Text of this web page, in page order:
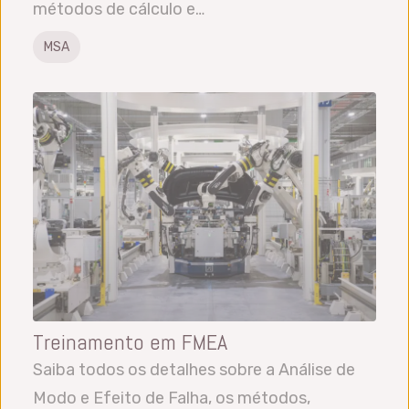
métodos de cálculo e…
MSA
Treinamento em FMEA
Saiba todos os detalhes sobre a Análise de
Modo e Efeito de Falha, os métodos,